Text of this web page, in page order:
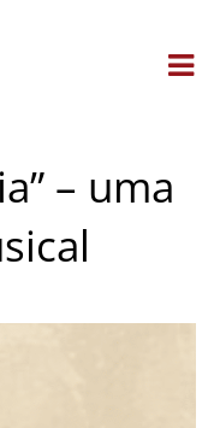
– uma